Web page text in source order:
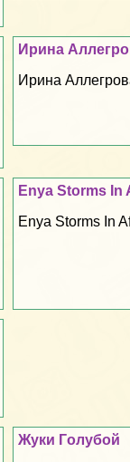
Ирина
Ирина
Enya Storms In
Enya Storms In
Жуки Гoлyбой